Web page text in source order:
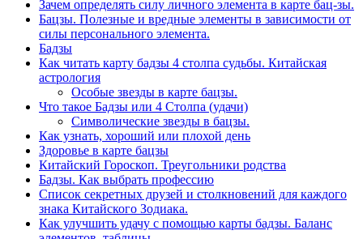
Зачем определять силу личного элемента в карте бац-зы.
Бацзы. Полезные и вредные элементы в зависимости от
силы персонального элемента.
Бадзы
Как читать карту бадзы 4 столпа судьбы. Китайская
астрология
Особые звезды в карте бацзы.
Что такое Бадзы или 4 Столпа (удачи)
Символические звезды в бацзы.
Как узнать, хороший или плохой день
Здоровье в карте бацзы
Китайский Гороскоп. Треугольники родства
Бадзы. Как выбрать профессию
Список секретных друзей и cтолкновений для каждого
знака Китайского Зодиака.
Как улучшить удачу с помощью карты бадзы. Баланс